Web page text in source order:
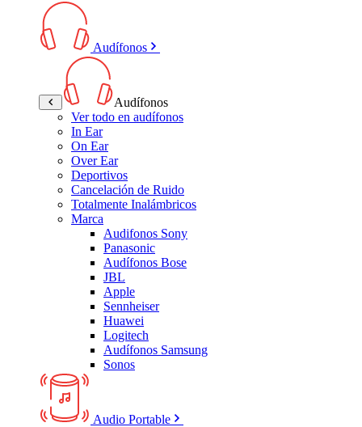
Audífonos
Audífonos
Ver todo en audífonos
In Ear
On Ear
Over Ear
Deportivos
Cancelación de Ruido
Totalmente Inalámbricos
Marca
Audifonos Sony
Panasonic
Audífonos Bose
JBL
Apple
Sennheiser
Huawei
Logitech
Audífonos Samsung
Sonos
Audio Portable